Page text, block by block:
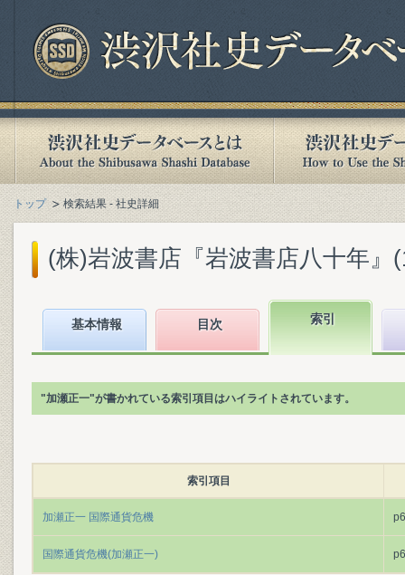
トップ 検索結果 - 社史詳細
(株)岩波書店『岩波書店八十年』
基本情報 目次 索引
"加瀬正一"が書かれている索引項目はハイライトされています。
索引項目
加瀬正一 国際通貨危機
国際通貨危機(加瀬正一)